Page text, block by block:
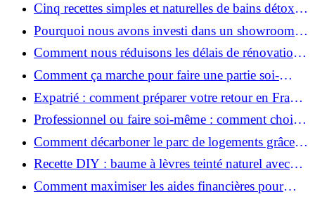
Cinq recettes simples et naturelles de bains détox
maison
Pourquoi nous avons investi dans un showroom-
atelier et ce que cela apporte aux clients
Comment nous réduisons les délais de rénovation à
3 mois au lieu de 6?
Comment ça marche pour faire une partie soi-
même et nous confier le reste ?
Expatrié : comment préparer votre retour en France
et rénover votre bien à distance ?
Professionnel ou faire soi-même : comment choisir
pour votre rénovation ?
Comment décarboner le parc de logements grâce à
la rénovation énergétique ?
Recette DIY : baume à lèvres teinté naturel avec
SPF
Comment maximiser les aides financières pour